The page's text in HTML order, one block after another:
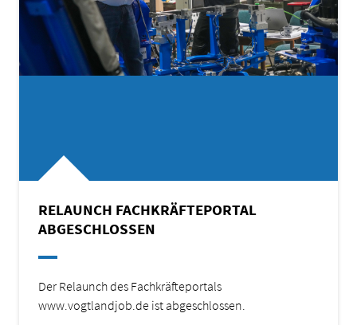
RELAUNCH FACHKRÄFTEPORTAL
ABGESCHLOSSEN
Der Relaunch des Fachkräfteportals
www.vogtlandjob.de ist abgeschlossen.